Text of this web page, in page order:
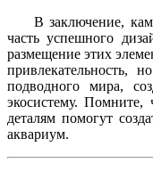
В заключение,
часть успешного
размещение этих
привлекательность,
подводного мира,
экосистему.
деталям помогут
аквариум.